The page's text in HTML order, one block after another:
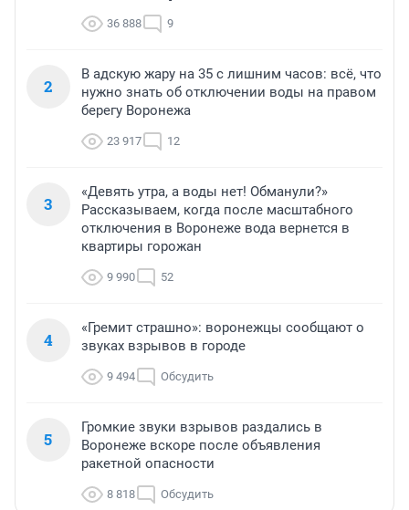
36 888 9
2
В адскую жару на 35 с лишним часов: всё, что
нужно знать об отключении воды на правом
берегу Воронежа
23 917 12
3
«Девять утра, а воды нет! Обманули?»
Рассказываем, когда после масштабного
отключения в Воронеже вода вернется в
квартиры горожан
9 990 52
4
«Гремит страшно»: воронежцы сообщают о
звуках взрывов в городе
9 494 Обсудить
5
Громкие звуки взрывов раздались в
Воронеже вскоре после объявления
ракетной опасности
8 818 Обсудить